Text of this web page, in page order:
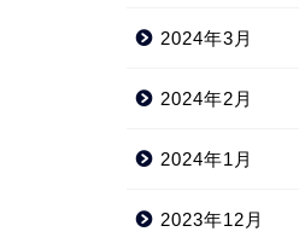
2024年3月
2024年2月
2024年1月
2023年12月